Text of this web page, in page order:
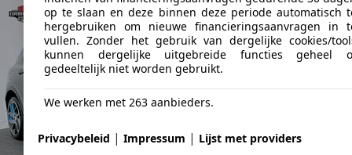
op te slaan en deze binnen deze periode automatisch
hergebruiken om nieuwe financieringsaanvragen in
vullen. Zonder het gebruik van dergelijke cookies/
kunnen dergelijke uitgebreide functies geheel
gedeeltelijk niet worden gebruikt.
We werken met 263 aanbieders.
Privacybeleid | Impressum | Lijst met providers